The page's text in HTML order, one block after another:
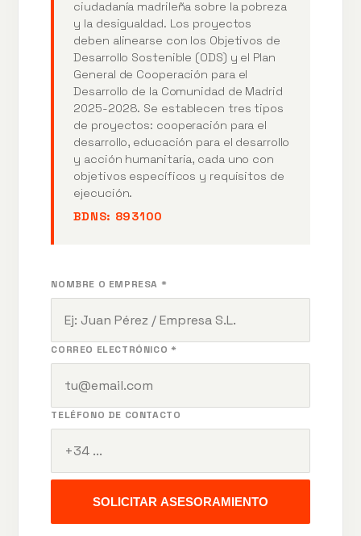
ciudadanía madrileña sobre la pobreza
y la desigualdad. Los proyectos
deben alinearse con los Objetivos de
Desarrollo Sostenible (ODS) y el Plan
General de Cooperación para el
Desarrollo de la Comunidad de Madrid
2025-2028. Se establecen tres tipos
de proyectos: cooperación para el
desarrollo, educación para el desarrollo
y acción humanitaria, cada uno con
objetivos específicos y requisitos de
ejecución.
BDNS: 893100
NOMBRE O EMPRESA *
CORREO ELECTRÓNICO *
TELÉFONO DE CONTACTO
SOLICITAR ASESORAMIENTO